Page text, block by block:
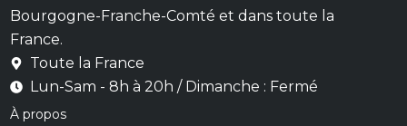
Bourgogne-Franche-Comté et dans toute la
France.
Toute la France
Lun-Sam - 8h à 20h / Dimanche : Fermé
À propos